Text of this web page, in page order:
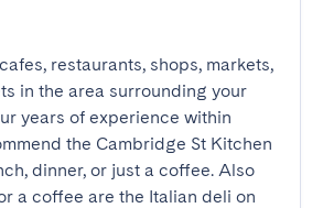
restaurants, shops, markets,
in the area surrounding your
years of experience within
the Cambridge St Kitchen
dinner, or just a coffee. Also
a coffee are the Italian deli on